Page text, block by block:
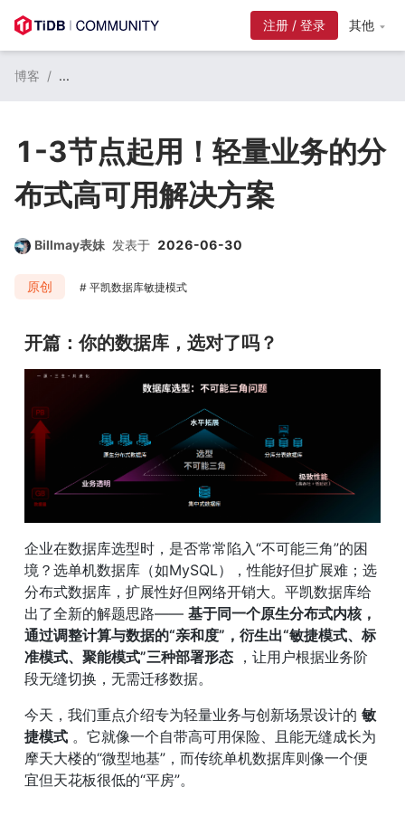
注册 / 登录 其他
博客 / ...
1-3节点起用！轻量业务的分
布式高可用解决方案
Billmay表妹 发表于 2026-06-30
原创 平凯数据库敏捷模式
开篇：你的数据库，选对了吗？
企业在数据库选型时，是否常常陷入“不可能三角”的困
境？选单机数据库（如MySQL），性能好但扩展难；选
分布式数据库，扩展性好但网络开销大。平凯数据库给
出了全新的解题思路—— 基于同一个原生分布式内核，
通过调整计算与数据的“亲和度”，衍生出“敏捷模式、标
准模式、聚能模式”三种部署形态 ，让用户根据业务阶
段无缝切换，无需迁移数据。
今天，我们重点介绍专为轻量业务与创新场景设计的 敏
捷模式 。它就像一个自带高可用保险、且能无缝成长为
摩天大楼的“微型地基”，而传统单机数据库则像一个便
宜但天花板很低的“平房”。